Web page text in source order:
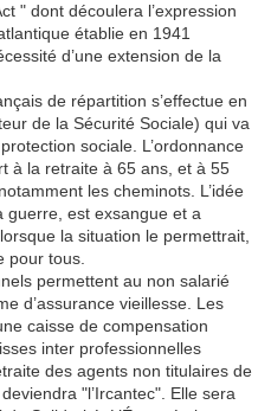
" dont découlera l’expression
établie en 1941
d’une extension de la
de répartition s’effectue en
de la Sécurité Sociale) qui va
sociale. L’ordonnance
à la retraite à 65 ans, et à 55
les cheminots. L’idée
guerre, est exsangue et a
la situation le permettrait,
pour tous.
permettent au non salarié
d’assurance vieillesse. Les
caisse de compensation
inter professionnelles
des agents non titulaires de
"l’Ircantec". Elle sera